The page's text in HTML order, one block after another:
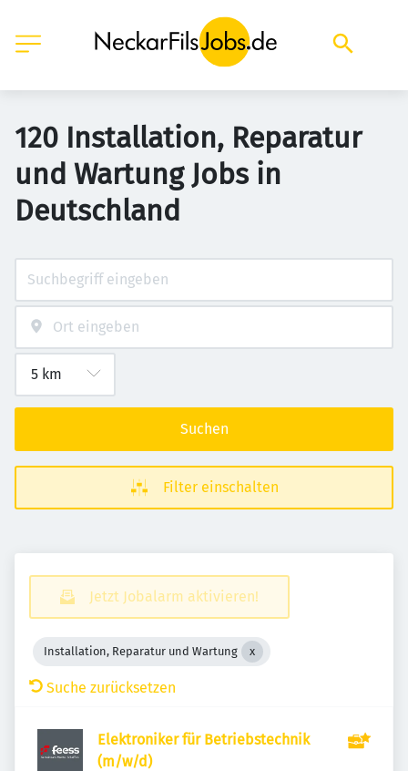
120 Installation, Reparatur
und Wartung Jobs in
Deutschland
Suchen
Filter einschalten
Jetzt Jobalarm aktivieren!
Installation, Reparatur und Wartung
Suche zurücksetzen
Elektroniker für Betriebstechnik
(m/w/d)